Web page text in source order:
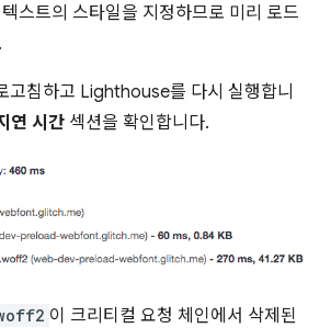
스트의 스타일을 지정하므로 미리 로드
고침하고 Lighthouse를 다시 실행합니
연 시간 섹션을 확인합니다.
이 크리티컬 요청 체인에서 삭제된